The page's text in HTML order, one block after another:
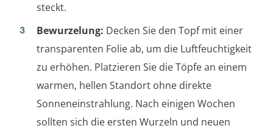
steckt.
Bewurzelung: Decken Sie den Topf mit einer
transparenten Folie ab, um die Luftfeuchtigkeit
zu erhöhen. Platzieren Sie die Töpfe an einem
warmen, hellen Standort ohne direkte
Sonneneinstrahlung. Nach einigen Wochen
sollten sich die ersten Wurzeln und neuen